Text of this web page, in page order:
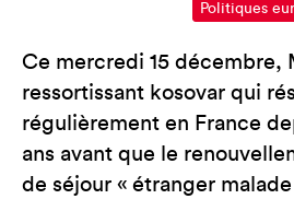
Politiques
Ce mercredi 15 décembre,
ressortissant kosovar qui
régulièrement en France
ans avant que le
de séjour « étranger